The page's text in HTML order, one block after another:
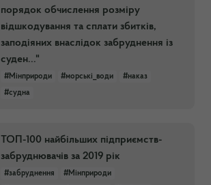
порядок обчислення розміру
відшкодування та сплати збитків,
заподіяних внаслідок забруднення із
суден..."
#Мінприроди #морські_води
#наказ
#судна
ТОП-100 найбільших підприємств-
забруднювачів за 2019 рік
#забруднення
#Мінприроди